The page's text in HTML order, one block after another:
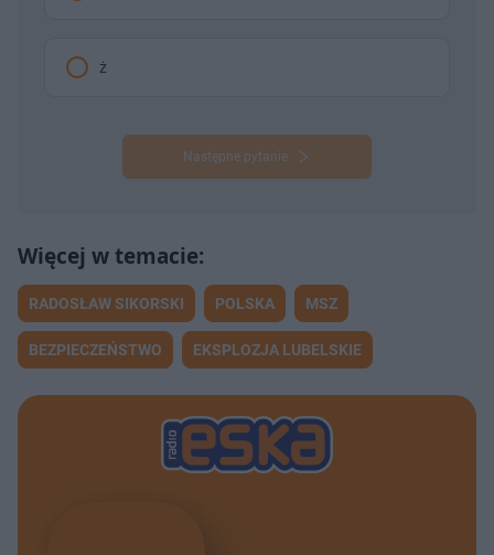
ż
Następne pytanie
RADOSŁAW SIKORSKI POLSKA MSZ
BEZPIECZEŃSTWO EKSPLOZJA LUBELSKIE